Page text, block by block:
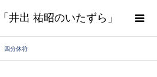
井出 祐昭のいたずら」
四分休符